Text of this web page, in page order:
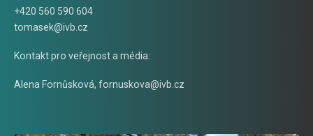
+420 560 590 604
tomasek@ivb.cz
Kontakt pro veřejnost a média:
Alena Fornůsková, fornuskova@ivb.cz